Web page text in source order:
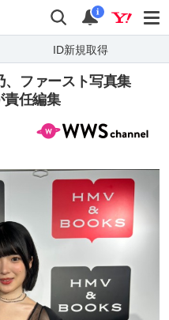
検索 通知
i
ID新規取得
、ファースト写真集
責任編集